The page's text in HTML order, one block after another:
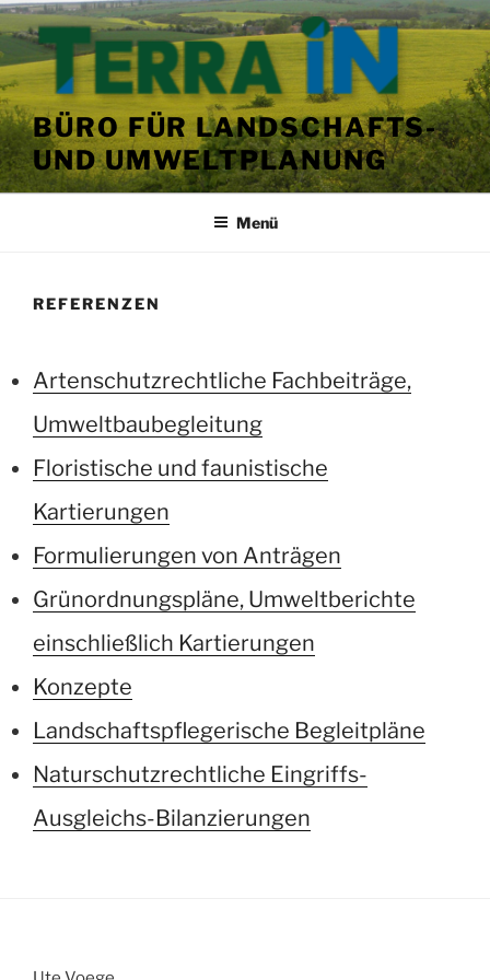
Zum
Inhalt
springen
BÜRO FÜR LANDSCHAFTS-
UND UMWELTPLANUNG
Menü
REFERENZEN
Artenschutzrechtliche Fachbeiträge,
Umweltbaubegleitung
Floristische und faunistische
Kartierungen
Formulierungen von Anträgen
Grünordnungspläne, Umweltberichte
einschließlich Kartierungen
Konzepte
Landschaftspflegerische Begleitpläne
Naturschutzrechtliche Eingriffs-
Ausgleichs-Bilanzierungen